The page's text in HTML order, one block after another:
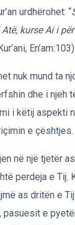
urdhërohet: “
kurse Ai i
En’am:103)
nuk mund ta
dhe i njeh
i këtij aspekti
e çështjes.
në një tjetër
perdeja e Tij.
as dritën e
pasuesit e